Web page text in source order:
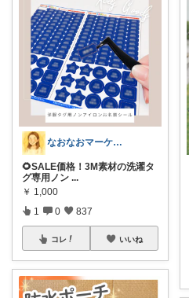
なおなおマーケット🌻
🌻SALE価格！3M素材の洗濯タ
グ専用ノン ...
￥ 1,000
1 0 837
コレ いいね